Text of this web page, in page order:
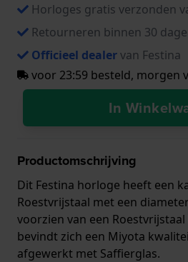
Horloges gratis verzonden
Retourneren binnen 30
Officieel dealervan Festina
voor 23:59 besteld, morgen
In
Productomschrijving
Dit Festina horloge heeft een
Roestvrijstaal met een
voorzien van een
bevindt zich een Miyota
afgewerkt met Saffierglas.